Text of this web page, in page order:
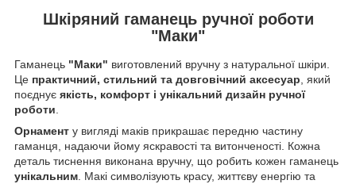
Шкіряний гаманець ручної роботи
"Маки"
Гаманець "Маки" виготовлений вручну з натуральної шкіри.
Це практичний, стильний та довговічний аксесуар , який
поєднує якість, комфорт і унікальний дизайн ручної
роботи
Орнамент у вигляді маків прикрашає передню частину
гаманця, надаючи йому яскравості та витонченості. Кожна
деталь тиснення виконана вручну, що робить кожен гаманець
унікальним . Макі символізують красу, життєву енергію та